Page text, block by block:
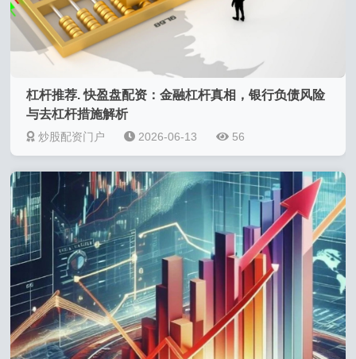
杠杆推荐. 快盈盘配资：金融杠杆真相，银行负债风险
与去杠杆措施解析
炒股配资门户 2026-06-13 56